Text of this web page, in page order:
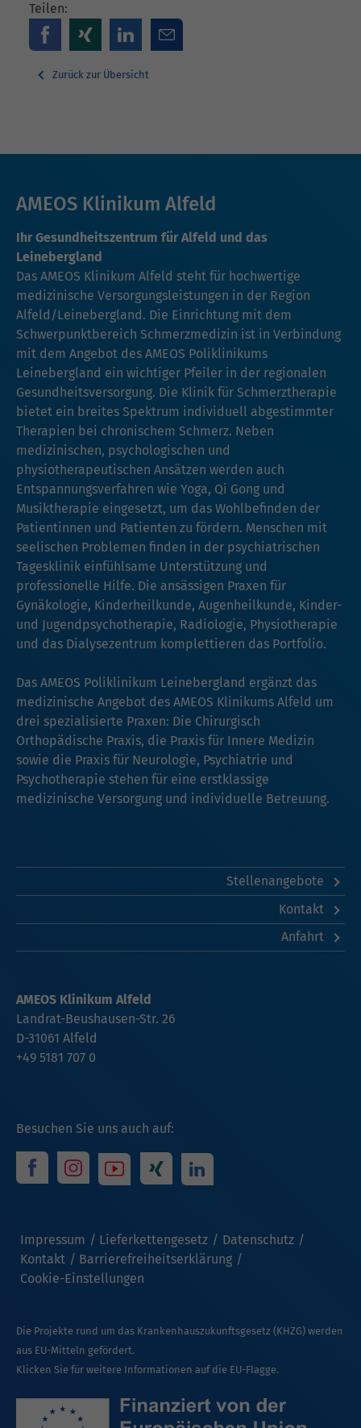
Teilen:
Zurück zur Übersicht
AMEOS Klinikum Alfeld
Ihr Gesundheitszentrum für Alfeld und das
Leinebergland
Das AMEOS Klinikum Alfeld steht für hochwertige
medizinische Versorgungsleistungen in der Region
Alfeld/Leinebergland. Die Einrichtung mit dem
Schwerpunktbereich Schmerzmedizin ist in Verbindung
mit dem Angebot des AMEOS Poliklinikums
Leinebergland ein wichtiger Pfeiler in der regionalen
Gesundheitsversorgung. Die Klinik für Schmerztherapie
bietet ein breites Spektrum individuell abgestimmter
Therapien bei chronischem Schmerz. Neben
medizinischen, psychologischen und
physiotherapeutischen Ansätzen werden auch
Entspannungsverfahren wie Yoga, Qi Gong und
Musiktherapie eingesetzt, um das Wohlbefinden der
Patientinnen und Patienten zu fördern. Menschen mit
seelischen Problemen finden in der psychiatrischen
Tagesklinik einfühlsame Unterstützung und
professionelle Hilfe. Die ansässigen Praxen für
Gynäkologie, Kinderheilkunde, Augenheilkunde, Kinder-
und Jugendpsychotherapie, Radiologie, Physiotherapie
und das Dialysezentrum komplettieren das Portfolio.
Das AMEOS Poliklinikum Leinebergland ergänzt das
medizinische Angebot des AMEOS Klinikums Alfeld um
drei spezialisierte Praxen: Die Chirurgisch
Orthopädische Praxis, die Praxis für Innere Medizin
sowie die Praxis für Neurologie, Psychiatrie und
Psychotherapie stehen für eine erstklassige
medizinische Versorgung und individuelle Betreuung.
Stellenangebote
Kontakt
Anfahrt
Besuchen Sie uns auch auf:
Impressum Lieferkettengesetz
Datenschutz
Kontakt
Barrierefreiheitserklärung
Cookie-Einstellungen
AMEOS Klinikum Alfeld
Landrat-Beushausen-Str. 26
D-31061 Alfeld
+49 5181 707 0
Die Projekte rund um das Krankenhauszukunftsgesetz (KHZG) werden
aus EU-Mitteln gefördert.
Klicken Sie für weitere Informationen auf die EU-Flagge.